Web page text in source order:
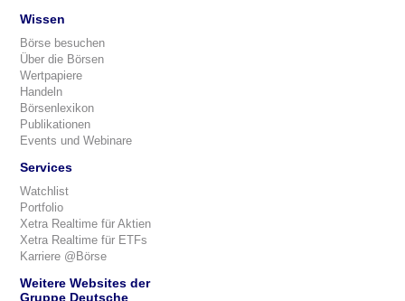
Wissen
Börse besuchen
Über die Börsen
Wertpapiere
Handeln
Börsenlexikon
Publikationen
Events und Webinare
Services
Watchlist
Portfolio
Xetra Realtime für Aktien
Xetra Realtime für ETFs
Karriere @Börse
Weitere Websites der
Gruppe Deutsche